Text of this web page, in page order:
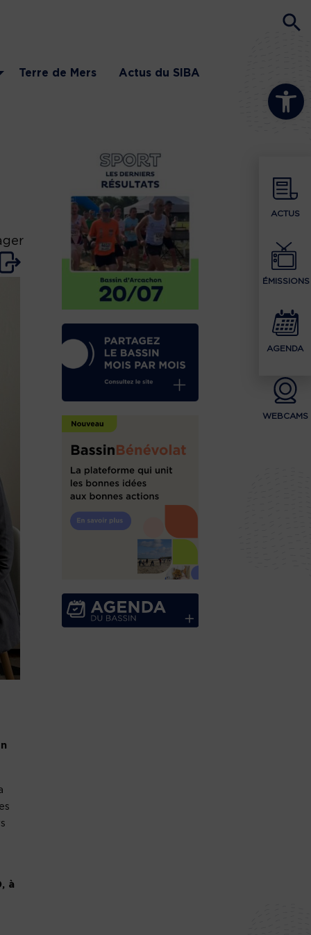
Ouvrir la
ACTUS
ÉMISSIONS
AGENDA
WEBCAMS
Terre de Mers Actus du SIBA
à